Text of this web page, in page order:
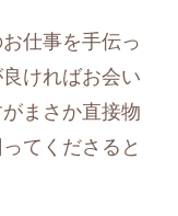
仕事を手伝っ
ければお会い
まさか直接物
てくださると